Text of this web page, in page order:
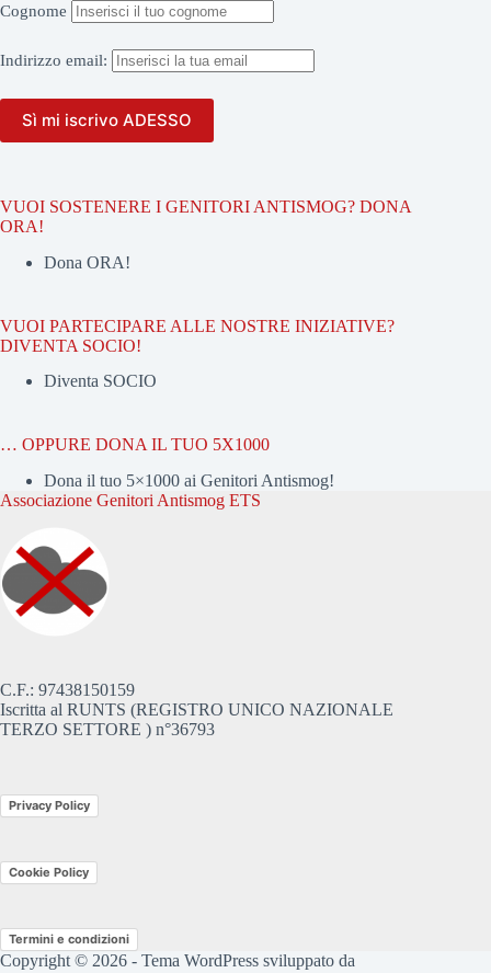
Cognome
Indirizzo email:
VUOI SOSTENERE I GENITORI ANTISMOG? DONA
ORA!
Dona ORA!
VUOI PARTECIPARE ALLE NOSTRE INIZIATIVE?
DIVENTA SOCIO!
Diventa SOCIO
… OPPURE DONA IL TUO 5X1000
Dona il tuo 5×1000 ai Genitori Antismog!
Associazione Genitori Antismog ETS
C.F.: 97438150159
Iscritta al RUNTS (REGISTRO UNICO NAZIONALE
TERZO SETTORE ) n°36793
Privacy Policy
Cookie Policy
Termini e condizioni
Copyright © 2026 - Tema WordPress sviluppato da